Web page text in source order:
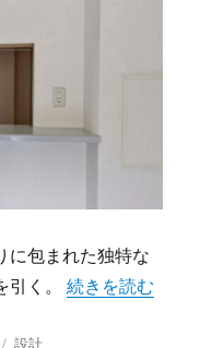
に包まれた独特な
引く。“バーの内装が
続きを読む
タ
設計